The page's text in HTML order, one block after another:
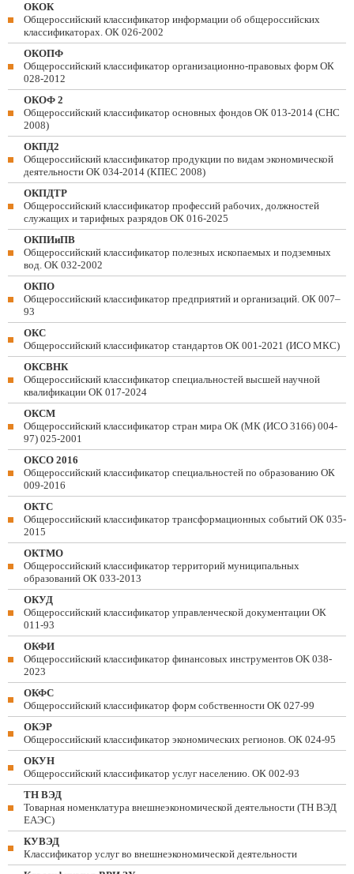
ОКОК
Общероссийский классификатор информации об общероссийских
классификаторах. ОК 026-2002
ОКОПФ
Общероссийский классификатор организационно-правовых форм ОК
028-2012
ОКОФ 2
Общероссийский классификатор основных фондов ОК 013-2014 (СНС
2008)
ОКПД2
Общероссийский классификатор продукции по видам экономической
деятельности ОК 034-2014 (КПЕС 2008)
ОКПДТР
Общероссийский классификатор профессий рабочих, должностей
служащих и тарифных разрядов ОК 016-2025
ОКПИиПВ
Общероссийский классификатор полезных ископаемых и подземных
вод. ОК 032-2002
ОКПО
Общероссийский классификатор предприятий и организаций. ОК 007–
93
ОКС
Общероссийский классификатор стандартов ОК 001-2021 (ИСО МКС)
ОКСВНК
Общероссийский классификатор специальностей высшей научной
квалификации ОК 017-2024
ОКСМ
Общероссийский классификатор стран мира ОК (МК (ИСО 3166) 004-
97) 025-2001
ОКСО 2016
Общероссийский классификатор специальностей по образованию ОК
009-2016
ОКТС
Общероссийский классификатор трансформационных событий ОК 035-
2015
ОКТМО
Общероссийский классификатор территорий муниципальных
образований ОК 033-2013
ОКУД
Общероссийский классификатор управленческой документации ОК
011-93
ОКФИ
Общероссийский классификатор финансовых инструментов OK 038-
2023
ОКФС
Общероссийский классификатор форм собственности ОК 027-99
ОКЭР
Общероссийский классификатор экономических регионов. ОК 024-95
ОКУН
Общероссийский классификатор услуг населению. ОК 002-93
ТН ВЭД
Товарная номенклатура внешнеэкономической деятельности (ТН ВЭД
ЕАЭС)
КУВЭД
Классификатор услуг во внешнеэкономической деятельности